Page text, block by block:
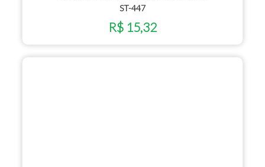
ST-447
R$ 15,32